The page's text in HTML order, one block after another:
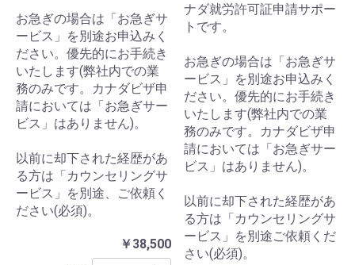
お急ぎの場合は「お急ぎサ
ービス」を別途お申込みく
ださい。優先的にお手続き
いたします(弊社内での業
務のみです。カナダビザ申
請においては「お急ぎサー
ビス」はありません)。
以前に却下された経歴があ
る方は「カウンセリングサ
ービス」を別途、ご依頼く
ださい(必須)。
￥38,500
ナダ就労許可証申請サポー
トです。
お急ぎの場合は「お急ぎサ
ービス」を別途お申込みく
ださい。優先的にお手続き
いたします(弊社内での業
務のみです。カナダビザ申
請においては「お急ぎサー
ビス」はありません)。
以前に却下された経歴があ
る方は「カウンセリングサ
ービス」を別途ご依頼くだ
さい(必須)。